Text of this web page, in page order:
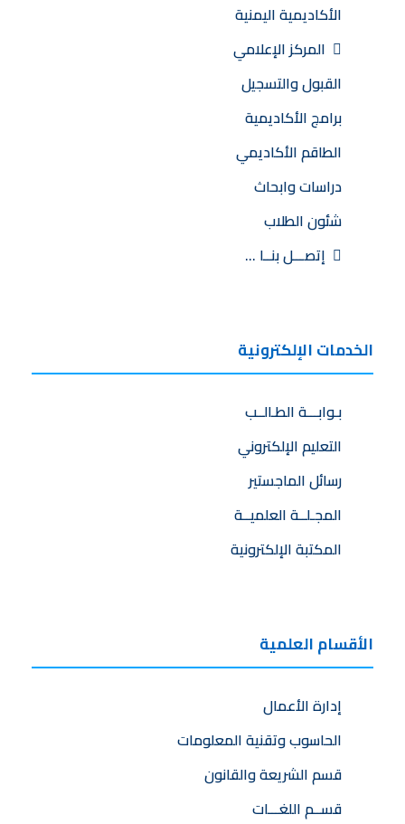
الأكاديمية اليمنية
المركز الإعلامي
القبول والتسجيل
برامج الأكاديمية
الطاقم الأكاديمي
دراسات وابحاث
شئون الطلاب
إتصـــل بنــا …
الخدمات الإلكترونية
بـوابـــة الطـالــب
التعليم الإلكتروني
رسائل الماجستير
المجـلــة العلميــة
المكتبة الإلكترونية
الأقسام العلمية
إدارة الأعمال
الحاسوب وتقنية المعلومات
قسم الشريعة والقانون
قســم اللغـــات